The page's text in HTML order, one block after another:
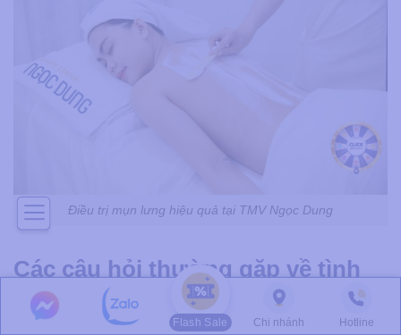
Điều trị mụn lưng hiệu quả tại TMV Ngọc Dung
Các câu hỏi thường gặp về tình
trạng mụn lưng
Flash Sale Chi nhánh Hotline